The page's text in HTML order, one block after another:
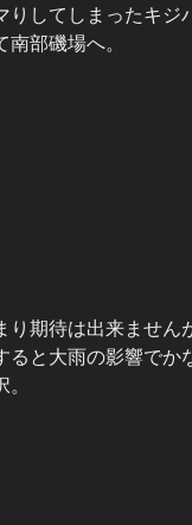
りしてしまったキジ
部磯場へ。
り期待は出来ません
ると大雨の影響でか